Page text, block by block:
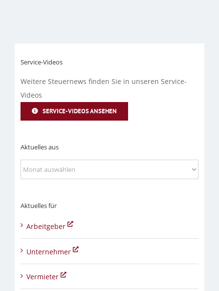
Service-Videos
Weitere Steuernews finden Sie in unseren Service-
Videos
SERVICE-VIDEOS ANSEHEN
Aktuelles aus
Aktuelles
aus
Aktuelles für
Arbeitgeber
Unternehmer
Vermieter